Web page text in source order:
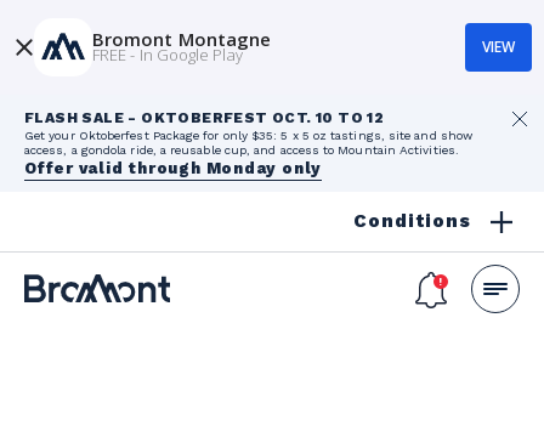
FLASH SALE - OKTOBERFEST OCT. 10 TO 12
Get your Oktoberfest Package for only $35: 5 x 5 oz tastings, site and show
access, a gondola ride, a reusable cup, and access to Mountain Activities.
Offer valid through Monday only
Conditions
Bromont Montagne
FREE - In Google Play VIEW